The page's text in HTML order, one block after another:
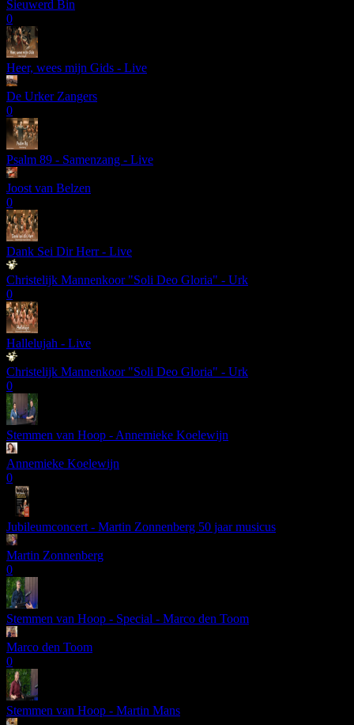
Sieuwerd Bin
0
Heer, wees mijn Gids - Live
De Urker Zangers
0
Psalm 89 - Samenzang - Live
Joost van Belzen
0
Dank Sei Dir Herr - Live
Christelijk Mannenkoor "Soli Deo Gloria" - Urk
0
Hallelujah - Live
Christelijk Mannenkoor "Soli Deo Gloria" - Urk
0
Stemmen van Hoop - Annemieke Koelewijn
Annemieke Koelewijn
0
Jubileumconcert - Martin Zonnenberg 50 jaar musicus
Martin Zonnenberg
0
Stemmen van Hoop - Special - Marco den Toom
Marco den Toom
0
Stemmen van Hoop - Martin Mans